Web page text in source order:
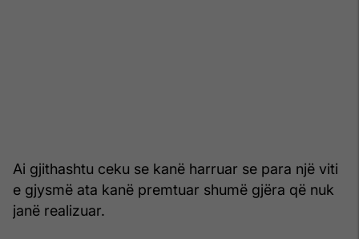
Ai gjithashtu ceku se kanë harruar se para një viti
e gjysmë ata kanë premtuar shumë gjëra që nuk
janë realizuar.